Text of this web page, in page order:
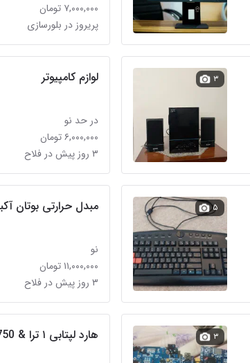
۷,۰۰۰,۰۰۰ تومان
پریروز در بلورسازی
۳ لوازم کامپیوتر
در حد نو
۶,۰۰۰,۰۰۰ تومان
۳ روز پیش در فلاح
۵ مبدل حرارتی بوتان
نو
۱۱,۰۰۰,۰۰۰ تومان
۳ روز پیش در فلاح
۳ هارد لپتابی ۱ ترا & 750گیگ